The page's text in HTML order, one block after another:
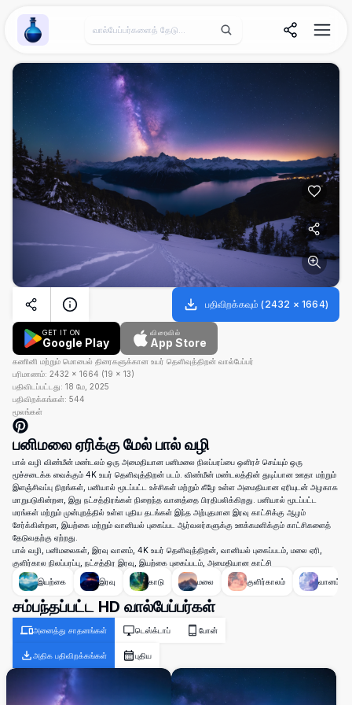
Wallpaper Alchemy
பதிவிறக்கவும் (2432 × 1664)
GET IT ON
Google Play
விரைவில்
App Store
கணினி மற்றும் மொபைல் திரைகளுக்கான உயர் தெளிவுத்திறன் வால்பேப்பர்
பரிமாணம்: 2432 × 1664 (19 × 13)
பதிவிடப்பட்டது: 18 மே, 2025
பதிவிறக்கங்கள்: 544
மூலங்கள்
பனிமலை ஏரிக்கு மேல் பால் வழி
பால் வழி விண்மீன் மண்டலம் ஒரு அமைதியான பனிமலை நிலப்பரப்பை ஒளிரச் செய்யும் ஒரு
மூச்சடைக்க வைக்கும் 4K உயர் தெளிவுத்திறன் படம். விண்மீன் மண்டலத்தின் துடிப்பான ஊதா மற்றும்
இளஞ்சிவப்பு நிறங்கள், பனியால் மூடப்பட்ட உச்சிகள் மற்றும் கீழே உள்ள அமைதியான ஏரியுடன் அழகாக
மாறுபடுகின்றன, இது நட்சத்திரங்கள் நிறைந்த வானத்தை பிரதிபலிக்கிறது. பனியால் மூடப்பட்ட
மரங்கள் மற்றும் முன்புறத்தில் உள்ள புதிய தடங்கள் இந்த அற்புதமான இரவு காட்சிக்கு ஆழம்
சேர்க்கின்றன, இயற்கை மற்றும் வானியல் புகைப்பட ஆர்வலர்களுக்கு ஊக்கமளிக்கும் காட்சிகளைத்
தேடுவதற்கு ஏற்றது.
பால் வழி, பனிமலைகள், இரவு வானம், 4K உயர் தெளிவுத்திறன், வானியல் புகைப்படம், மலை ஏரி,
குளிர்கால நிலப்பரப்பு, நட்சத்திர இரவு, இயற்கை புகைப்படம், அமைதியான காட்சி
இயற்கை
இரவு காடு மலை குளிர்காலம் வானம்
சம்பந்தப்பட்ட HD வால்பேப்பர்கள்
அனைத்து சாதனங்கள் டெஸ்க்டாப் போன்
அதிக பதிவிறக்கங்கள் புதிய